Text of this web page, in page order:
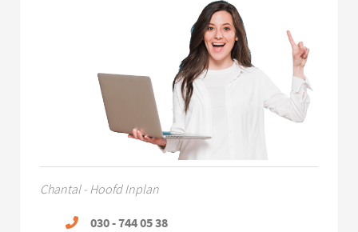
Chantal - Hoofd Inplan
030 - 744 05 38